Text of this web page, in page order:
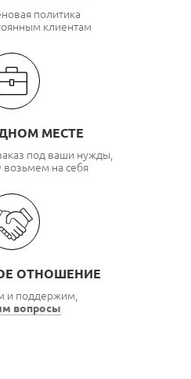
политика
клиентам
МЕСТЕ
под ваши нужды,
возьмем на себя
ОТНОШЕНИЕ
и поддержим,
вопросы